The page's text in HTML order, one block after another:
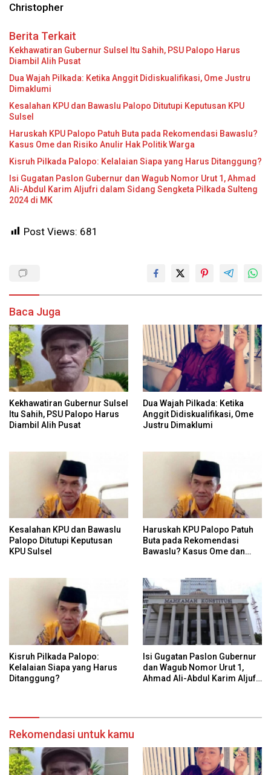
Christopher
Berita Terkait
Kekhawatiran Gubernur Sulsel Itu Sahih, PSU Palopo Harus
Diambil Alih Pusat
Dua Wajah Pilkada: Ketika Anggit Didiskualifikasi, Ome Justru
Dimaklumi
Kesalahan KPU dan Bawaslu Palopo Ditutupi Keputusan KPU
Sulsel
Haruskah KPU Palopo Patuh Buta pada Rekomendasi Bawaslu?
Kasus Ome dan Risiko Anulir Hak Politik Warga
Kisruh Pilkada Palopo: Kelalaian Siapa yang Harus Ditanggung?
Isi Gugatan Paslon Gubernur dan Wagub Nomor Urut 1, Ahmad
Ali-Abdul Karim Aljufri dalam Sidang Sengketa Pilkada Sulteng
2024 di MK
Post Views: 681
Baca Juga
Kekhawatiran Gubernur Sulsel
Itu Sahih, PSU Palopo Harus
Diambil Alih Pusat
Dua Wajah Pilkada: Ketika
Anggit Didiskualifikasi, Ome
Justru Dimaklumi
Kesalahan KPU dan Bawaslu
Palopo Ditutupi Keputusan
KPU Sulsel
Haruskah KPU Palopo Patuh
Buta pada Rekomendasi
Bawaslu? Kasus Ome dan
Kisruh Pilkada Palopo:
Kelalaian Siapa yang Harus
Ditanggung?
Isi Gugatan Paslon Gubernur
dan Wagub Nomor Urut 1,
Ahmad Ali-Abdul Karim Aljufri
Rekomendasi untuk kamu